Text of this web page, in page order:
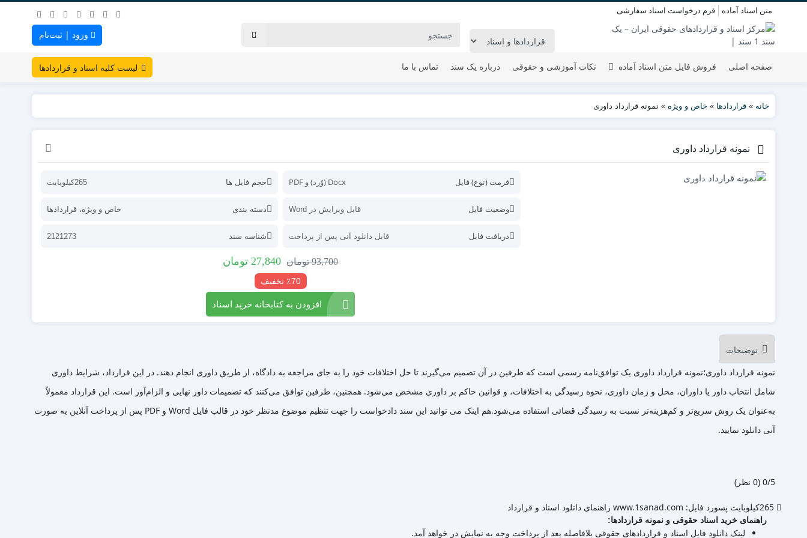
متن اسناد آماده فرم درخواست اسناد سفارشی
ورود | ثبت‌نام
صفحه اصلی فروش فایل متن اسناد آماده نکات آموزشی و حقوقی درباره یک سند تماس با ما لیست کلیه اسناد و قراردادها
خانه »قراردادها » خاص و ویژه » نمونه قرارداد داوری
نمونه قرارداد داوری
فرمت (نوع) فایل Docx (وُرد) و PDF حجم فایل ها 265کیلوبایت
وضعیت فایل قابل ویرایش در Word دسته بندی خاص و ویژه، قراردادها
دریافت فایل قابل دانلود آنی پس از پرداخت شناسه سند 2121273
93,700 تومان 27,840 تومان
٪70 تخفیف
افزودن به کتابخانه خرید اسناد
توضیحات
نمونه قرارداد داوری؛نمونه قرارداد داوری یک توافق‌نامه رسمی است که طرفین در آن تصمیم می‌گیرند تا حل اختلافات خود را به جای مراجعه به دادگاه، از طریق داوری انجام دهند. در این قرارداد، شرایط داوری
شامل انتخاب داور یا داوران، محل و زمان داوری، نحوه رسیدگی به اختلافات، و قوانین حاکم بر داوری مشخص می‌شود. همچنین، طرفین توافق می‌کنند که تصمیمات داور نهایی و الزام‌آور است. این قرارداد معمولاً
به‌عنوان یک روش سریع‌تر و کم‌هزینه‌تر نسبت به رسیدگی قضائی استفاده می‌شود.هم اینک می توانید این سند دادخواست را جهت تنظیم موضوع مدنظر خود در قالب فایل Word و PDF پس از پرداخت آنلاین به صورت
آنی دانلود نمایید.
‫0/5 ‫(0 نظر)
265کیلوبایت پسورد فایل: www.1sanad.com راهنمای دانلود اسناد و قرارداد
راهنمای خرید اسناد حقوقی و نمونه قراردادها:
لینک دانلود فایل اسناد و قراردادهای حقوقی بلافاصله بعد از پرداخت وجه به نمایش در خواهد آمد.